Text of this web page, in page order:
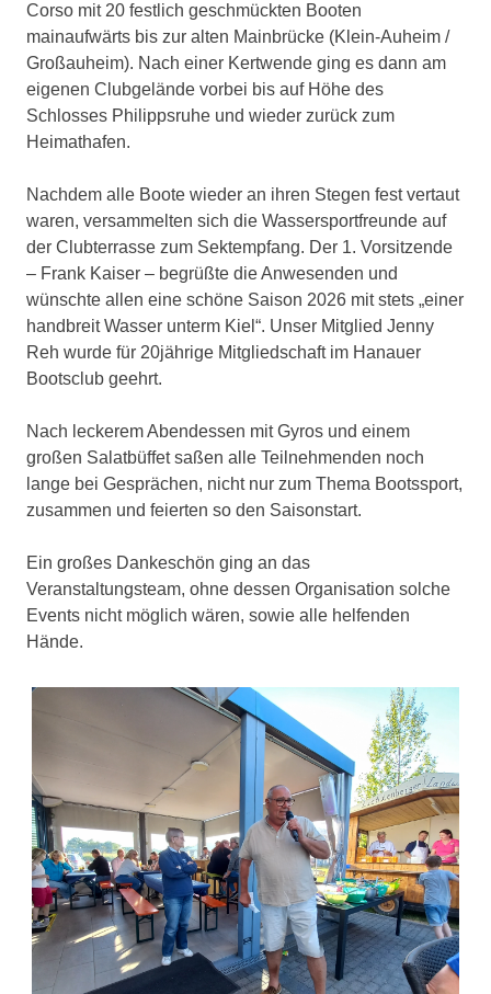
Corso mit 20 festlich geschmückten Booten
mainaufwärts bis zur alten Mainbrücke (Klein-Auheim /
Großauheim). Nach einer Kertwende ging es dann am
eigenen Clubgelände vorbei bis auf Höhe des
Schlosses Philippsruhe und wieder zurück zum
Heimathafen.
Nachdem alle Boote wieder an ihren Stegen fest vertaut
waren, versammelten sich die Wassersportfreunde auf
der Clubterrasse zum Sektempfang. Der 1. Vorsitzende
– Frank Kaiser – begrüßte die Anwesenden und
wünschte allen eine schöne Saison 2026 mit stets „einer
handbreit Wasser unterm Kiel“. Unser Mitglied Jenny
Reh wurde für 20jährige Mitgliedschaft im Hanauer
Bootsclub geehrt.
Nach leckerem Abendessen mit Gyros und einem
großen Salatbüffet saßen alle Teilnehmenden noch
lange bei Gesprächen, nicht nur zum Thema Bootssport,
zusammen und feierten so den Saisonstart.
Ein großes Dankeschön ging an das
Veranstaltungsteam, ohne dessen Organisation solche
Events nicht möglich wären, sowie alle helfenden
Hände.